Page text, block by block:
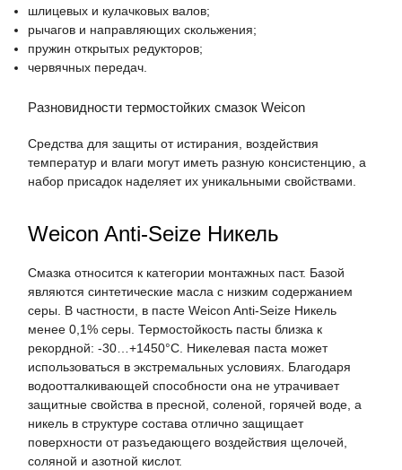
шлицевых и кулачковых валов;
рычагов и направляющих скольжения;
пружин открытых редукторов;
червячных передач.
Разновидности термостойких смазок Weicon
Средства для защиты от истирания, воздействия
температур и влаги могут иметь разную консистенцию, а
набор присадок наделяет их уникальными свойствами.
Weicon Anti-Seize Никель
Смазка относится к категории монтажных паст. Базой
являются синтетические масла с низким содержанием
серы. В частности, в пасте Weicon Anti-Seize Никель
менее 0,1% серы. Термостойкость пасты близка к
рекордной: -30…+1450°С. Никелевая паста может
использоваться в экстремальных условиях. Благодаря
водоотталкивающей способности она не утрачивает
защитные свойства в пресной, соленой, горячей воде, а
никель в структуре состава отлично защищает
поверхности от разъедающего воздействия щелочей,
соляной и азотной кислот.